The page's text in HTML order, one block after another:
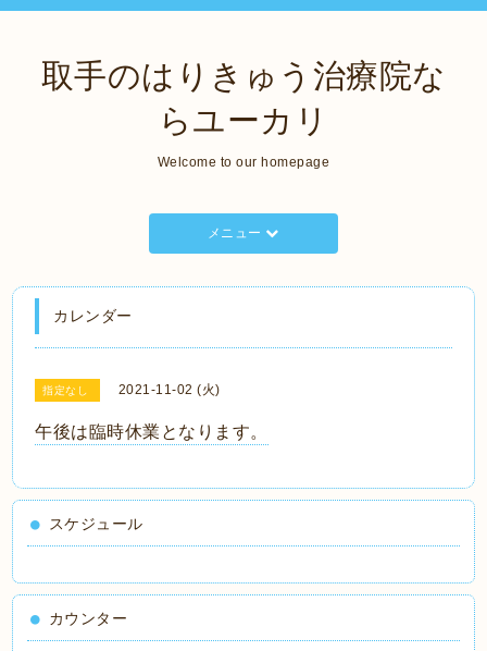
取手のはりきゅう治療院な
らユーカリ
Welcome to our homepage
メニュー
カレンダー
指定なし 2021-11-02 (火)
午後は臨時休業となります。
スケジュール
カウンター